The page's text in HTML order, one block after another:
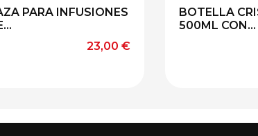
PARA INFUSIONES
Precio
23,00 €
BOTELLA
500ML CON...